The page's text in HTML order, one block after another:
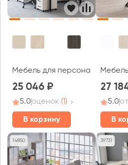
Мебель для персонала
25 046
5.0оценок (1)
В корзину
27
5.0
В
14850 39731